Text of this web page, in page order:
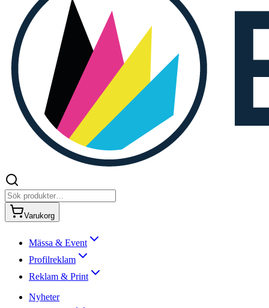
Varukorg
Mässa & Event
Profilreklam
Reklam & Print
Nyheter